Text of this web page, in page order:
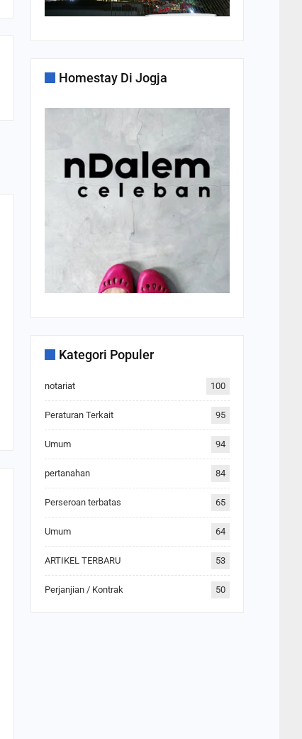
Homestay Di Jogja
Kategori Populer
notariat 100
Peraturan Terkait 95
Umum 94
pertanahan 84
Perseroan terbatas 65
Umum 64
ARTIKEL TERBARU 53
Perjanjian / Kontrak 50